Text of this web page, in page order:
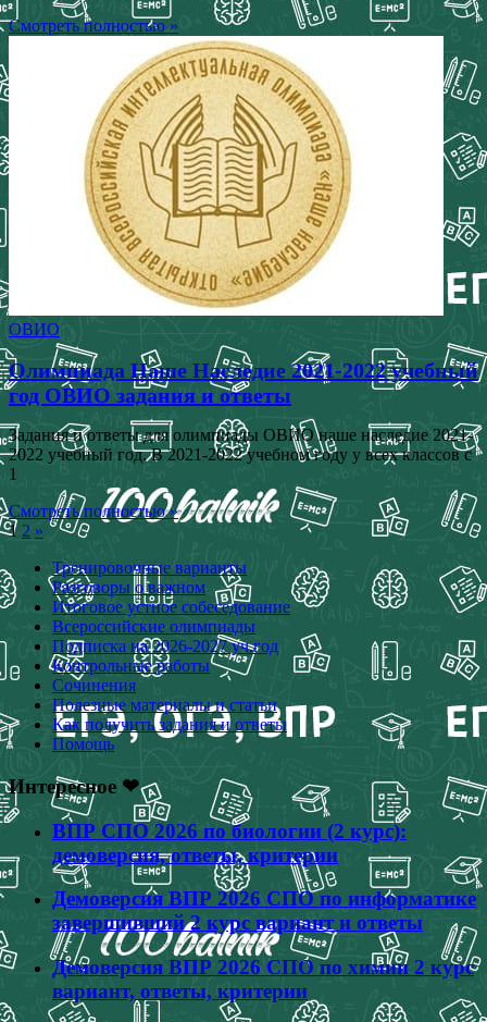
Смотреть полностью »
ОВИО
Олимпиада Наше Наследие 2021-2022 учебный
год ОВИО задания и ответы
Задания и ответы для олимпиады ОВИО наше наследие 2021-
2022 учебный год. В 2021-2022 учебном году у всех классов с
1
Смотреть полностью »
1 2 »
Тренировочные варианты
Разговоры о важном
Итоговое устное собеседование
Всероссийские олимпиады
Подписка на 2026-2027 уч.год
Контрольные работы
Сочинения
Полезные материалы и статьи
Как получить задания и ответы
Помощь
Интересное ❤
ВПР СПО 2026 по биологии (2 курс):
демоверсия, ответы, критерии
Демоверсия ВПР 2026 СПО по информатике
завершивший 2 курс вариант и ответы
Демоверсия ВПР 2026 СПО по химии 2 курс
вариант, ответы, критерии